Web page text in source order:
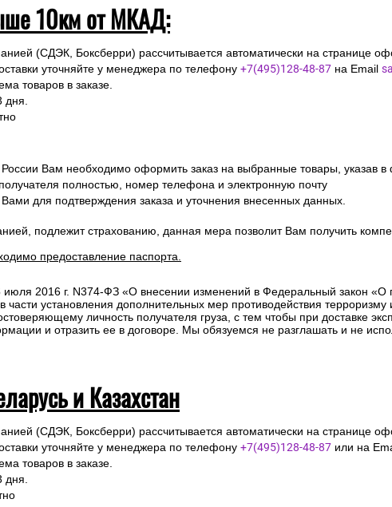
10км от МКАД:
(СДЭК, Боксберри) рассчитывается автоматически на странице
уточняйте у менеджера по телефону +7(495)128-48-87 на Email
товаров в заказе.
дня.
Вам необходимо оформить заказ на выбранные товары, указав в
полностью, номер телефона и электронную почту
для подтверждения заказа и уточнения внесенных данных.
подлежит страхованию, данная мера позволит Вам получить
предоставление паспорта.
июля 2016 г. N374-ФЗ «О внесении изменений в Федеральный закон «О
части установления дополнительных мер противодействия
личность получателя груза, с тем чтобы при доставке
и отразить ее в договоре. Мы обязуемся не разглашать и не
и Казахстан
(СДЭК, Боксберри) рассчитывается автоматически на странице
уточняйте у менеджера по телефону +7(495)128-48-87 или на
товаров в заказе.
дня.